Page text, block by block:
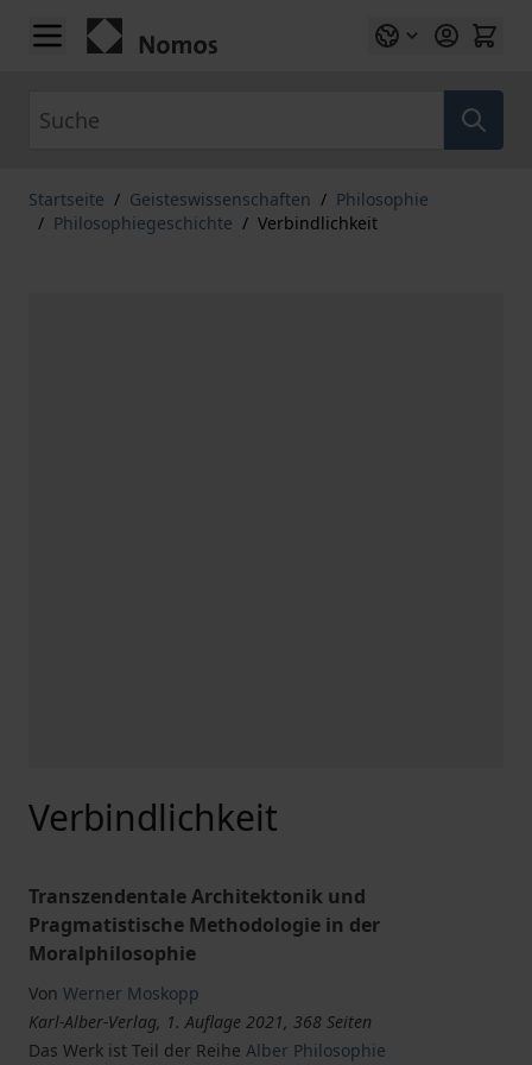
Zum Inhalt springen
Startseite / Geisteswissenschaften / Philosophie
/ Philosophiegeschichte / Verbindlichkeit
Verbindlichkeit
Transzendentale Architektonik und
Pragmatistische Methodologie in der
Moralphilosophie
Von Werner Moskopp
Karl-Alber-Verlag, 1. Auflage 2021, 368 Seiten
Das Werk ist Teil der Reihe Alber Philosophie